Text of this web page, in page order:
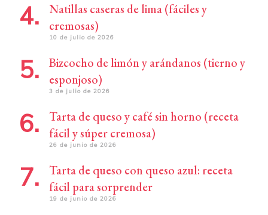
Natillas caseras de lima (fáciles y
cremosas)
10 de julio de 2026
Bizcocho de limón y arándanos (tierno y
esponjoso)
3 de julio de 2026
Tarta de queso y café sin horno (receta
fácil y súper cremosa)
26 de junio de 2026
Tarta de queso con queso azul: receta
fácil para sorprender
19 de junio de 2026